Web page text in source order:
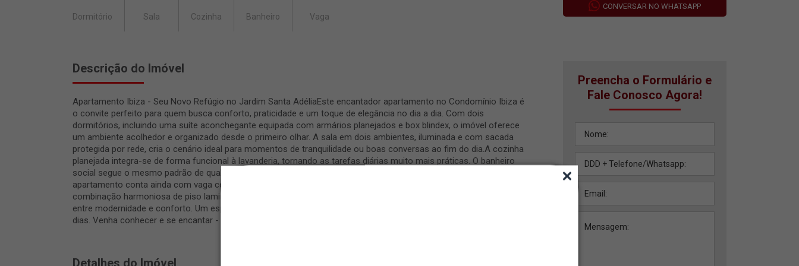
Dormitório Sala Cozinha Banheiro Vaga
CONVERSAR NO WHATSAPP
Descrição do Imóvel
Apartamento Ibiza - Seu Novo Refúgio no Jardim Santa AdéliaEste encantador apartamento no Condomínio Ibiza é
o convite perfeito para quem busca conforto, praticidade e um toque de elegância no dia a dia. Com dois
dormitórios, incluindo uma suíte aconchegante equipada com armários planejados e box blindex, o imóvel oferece
um ambiente acolhedor e organizado desde o primeiro olhar. A sala em dois ambientes, iluminada e com sacada
protegida por rede, cria o cenário ideal para momentos de tranquilidade ou boas conversas ao fim do dia.A cozinha
planejada integra-se de forma funcional à lavanderia, tornando as tarefas diárias muito mais práticas. O banheiro
social segue o mesmo padrão de qualidade, com armário e box blindex que garantem charme e durabilidade. O
apartamento conta ainda com vaga coberta para um carro, oferecendo segurança e comodidade.Com uma
combinação harmoniosa de piso laminado e cerâmico, além de teto em laje, o imóvel entrega o equilíbrio perfeito
entre modernidade e conforto. Um espaço pensado para quem deseja morar bem e sentir-se em casa todos os
dias. Venha conhecer e se encantar - sua próxima história pode começar aqui.
Preencha o Formulário e
Fale Conosco Agora!